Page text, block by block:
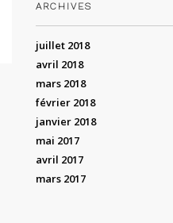
ARCHIVES
juillet 2018
avril 2018
mars 2018
février 2018
janvier 2018
mai 2017
avril 2017
mars 2017